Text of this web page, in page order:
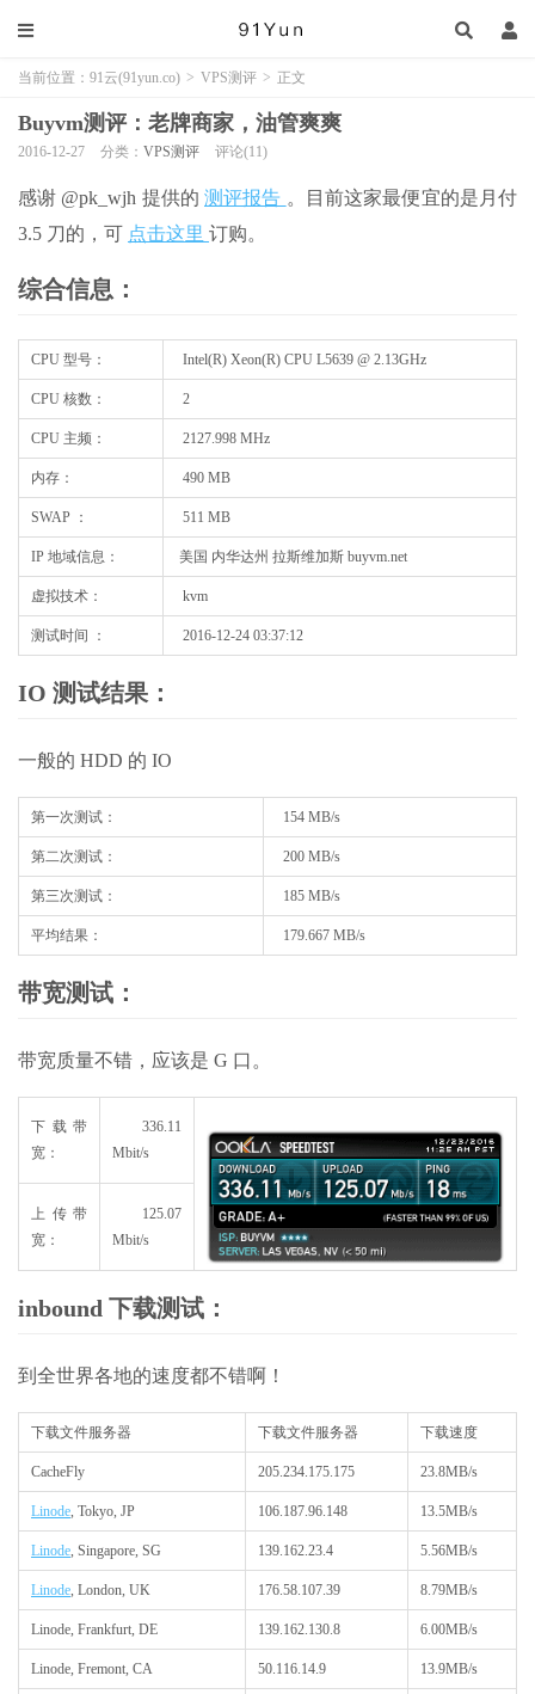
当前位置： 91云(91yun.co) > VPS测评 > 正文
Buyvm测评：老牌商家，油管爽爽
2016-12-27 分类： VPS测评 评论(11)
感谢 @pk_wjh 提供的 测评报告 。目前这家最便宜的是月付
3.5 刀的，可 点击这里 订购。
综合信息：
CPU 型号： Intel(R) Xeon(R) CPU L5639 @ 2.13GHz
CPU 核数： 2
CPU 主频： 2127.998 MHz
内存： 490 MB
SWAP ： 511 MB
IP 地域信息： 美国 内华达州 拉斯维加斯 buyvm.net
虚拟技术： kvm
测试时间 ： 2016-12-24 03:37:12
IO 测试结果：
一般的 HDD 的 IO
第一次测试： 154 MB/s
第二次测试： 200 MB/s
第三次测试： 185 MB/s
平均结果： 179.667 MB/s
带宽测试：
带宽质量不错，应该是 G 口。
下载带
宽：
336.11
Mbit/s
上传带
宽：
125.07
Mbit/s
inbound 下载测试：
到全世界各地的速度都不错啊！
下载文件服务器 下载文件服务器 下载速度
CacheFly 205.234.175.175 23.8MB/s
Linode, Tokyo, JP 106.187.96.148 13.5MB/s
Linode, Singapore, SG 139.162.23.4 5.56MB/s
Linode, London, UK 176.58.107.39 8.79MB/s
Linode, Frankfurt, DE 139.162.130.8 6.00MB/s
Linode, Fremont, CA 50.116.14.9 13.9MB/s